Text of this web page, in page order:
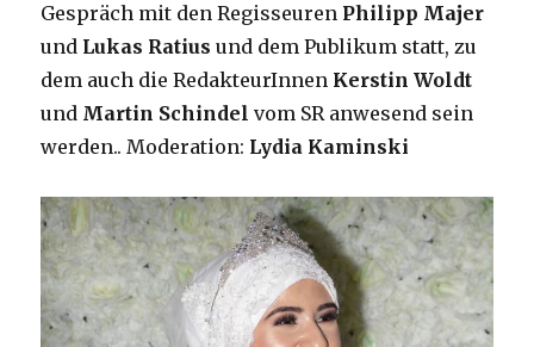
Gespräch mit den Regisseuren Philipp Majer
und Lukas Ratius und dem Publikum statt, zu
dem auch die RedakteurInnen Kerstin Woldt
und Martin Schindel vom SR anwesend sein
werden.. Moderation: Lydia Kaminski